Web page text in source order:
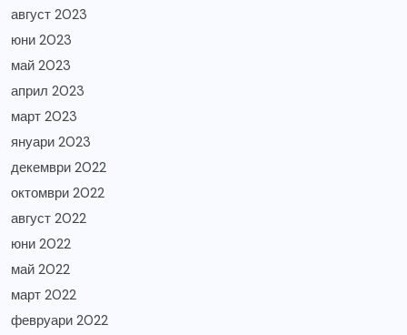
август 2023
юни 2023
май 2023
април 2023
март 2023
януари 2023
декември 2022
октомври 2022
август 2022
юни 2022
май 2022
март 2022
февруари 2022